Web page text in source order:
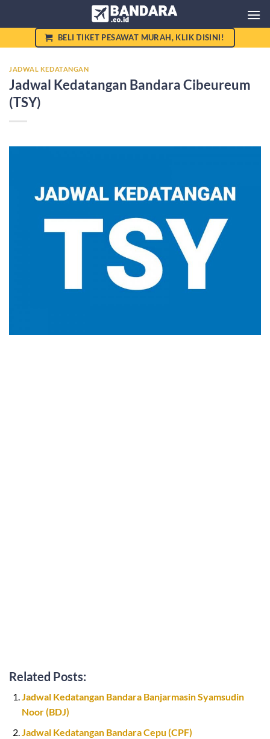
BELI TIKET PESAWAT MURAH, KLIK DISINI!
JADWAL KEDATANGAN
Jadwal Kedatangan Bandara Cibeureum
(TSY)
Related Posts:
Jadwal Kedatangan Bandara Banjarmasin Syamsudin
Noor (BDJ)
Jadwal Kedatangan Bandara Cepu (CPF)